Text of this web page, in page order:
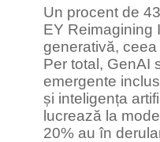
Un procent de
EY Reimagining
generativă,
Per total, GenAI
emergente
și inteligența
lucrează la
20% au în